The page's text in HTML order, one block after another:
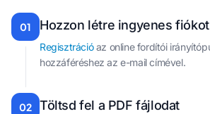
01 Hozzon létre ingyenes fiókot
Regisztrációaz online fordítói
hozzáféréshez az e-mail címével.
02 Töltsd fel a PDF fájlodat